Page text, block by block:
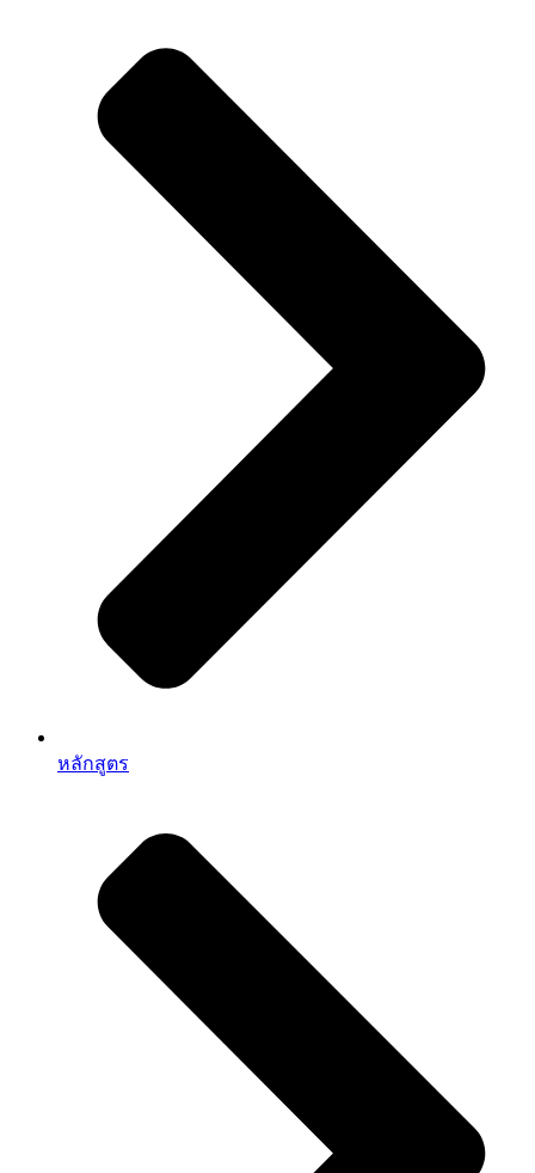
หลักสูตร